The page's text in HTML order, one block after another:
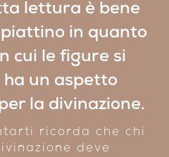
lettura è bene
in quanto
cui le figure si
un aspetto
la divinazione.
ricorda che chi
deve